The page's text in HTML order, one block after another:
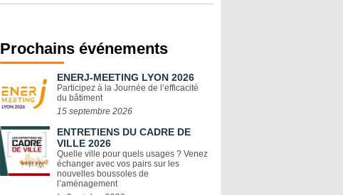
Prochains événements
ENERJ-MEETING LYON 2026
Participez à la Journée de l’efficacité
du bâtiment
15 septembre 2026
ENTRETIENS DU CADRE DE
VILLE 2026
Quelle ville pour quels usages ? Venez
échanger avec vos pairs sur les
nouvelles boussoles de
l’aménagement